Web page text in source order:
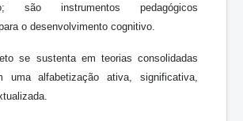
são instrumentos pedagógicos
o desenvolvimento cognitivo.
se sustenta em teorias consolidadas
uma alfabetização ativa, significativa,